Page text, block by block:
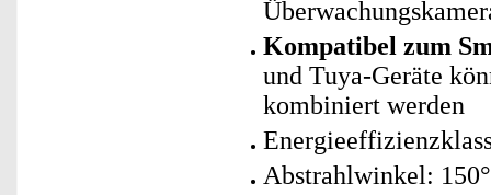
Kompatibel zum
und Tuya-Geräte
kombiniert werden
Abstrahlwinkel: 150°